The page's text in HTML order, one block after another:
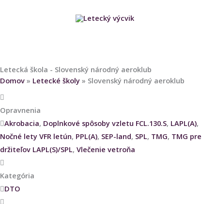
HLAVNÉ
Letecká škola - Slovenský národný aeroklub
Domov » Letecké školy » Slovenský národný aeroklub
Opravnenia
Akrobacia, Doplnkové spôsoby vzletu FCL.130.S, LAPL(A),
Nočné lety VFR letún, PPL(A), SEP-land, SPL, TMG, TMG pre
držiteľov LAPL(S)/SPL, Vlečenie vetroňa
Kategória
DTO